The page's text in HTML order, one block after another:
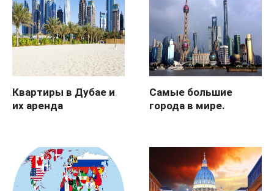
Квартиры в Дубае и
их аренда
Самые большие
города в мире.